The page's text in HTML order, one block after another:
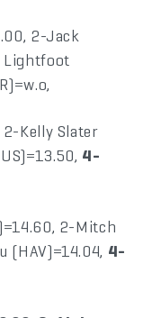
2-Jack
Lightfoot
2-Kelly Slater
4-
2-Mitch
(HAV)=14.04, 4-